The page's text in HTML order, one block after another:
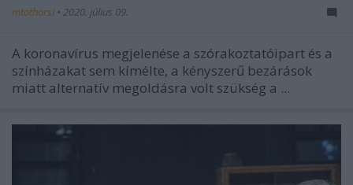
mtothorsi • 2020. július 09.
A koronavírus megjelenése a szórakoztatóipart és a
színházakat sem kímélte, a kényszerű bezárások
miatt alternatív megoldásra volt szükség a ...